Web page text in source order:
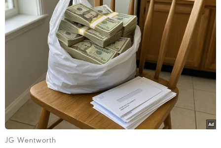
Chậm nhất ngày 2/7, Sở Giáo dục và Đào tạo Hà
Nội sẽ công bố điểm bài thi các môn của thí sinh
trên cổng thông tin điện tử của Sở, cổng tuyển sinh
đầu cấp của thành phố Hà Nội.
JG Wentworth